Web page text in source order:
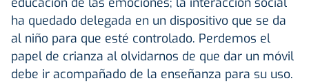
ha quedado delegada en un dispositivo que se da
al niño para que esté controlado. Perdemos el
papel de crianza al olvidarnos de que dar un móvil
debe ir acompañado de la enseñanza para su uso.